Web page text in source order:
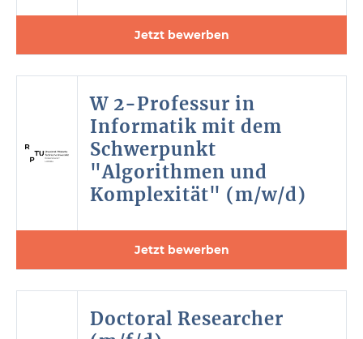
Jetzt bewerben
W 2-Professur in
Informatik mit dem
Schwerpunkt
"Algorithmen und
Komplexität" (m/w/d)
Jetzt bewerben
Doctoral Researcher